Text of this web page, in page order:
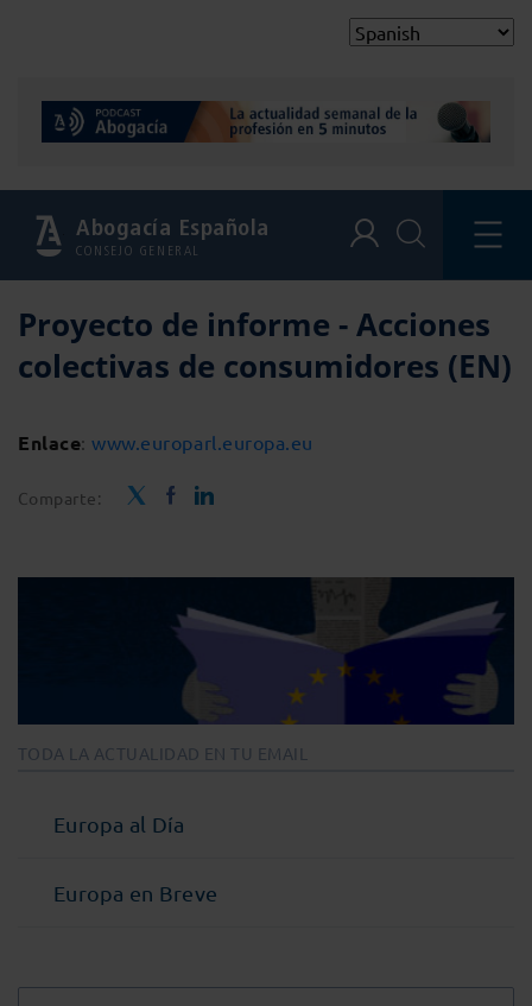
Abogacía Española
CONSEJO GENERAL
Proyecto de informe - Acciones
colectivas de consumidores (EN)
Enlace:www.europarl.europa.eu
Comparte:
TODA LA ACTUALIDAD EN TU EMAIL
Europa al Día
Europa en Breve